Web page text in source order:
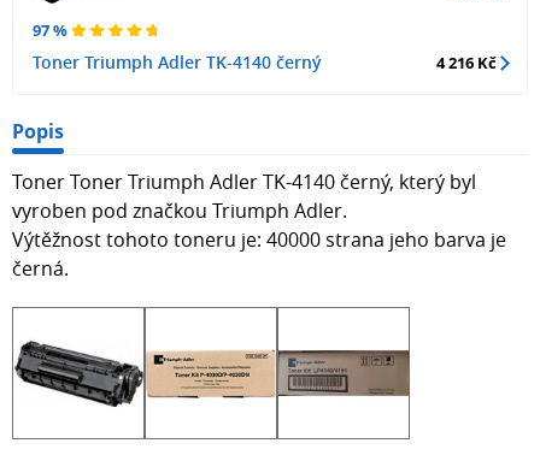
97 %
Toner Triumph Adler TK-4140 černý 4 216 Kč
Popis
Toner Toner Triumph Adler TK-4140 černý, který byl
vyroben pod značkou Triumph Adler.
Výtěžnost tohoto toneru je: 40000 strana jeho barva je
černá.